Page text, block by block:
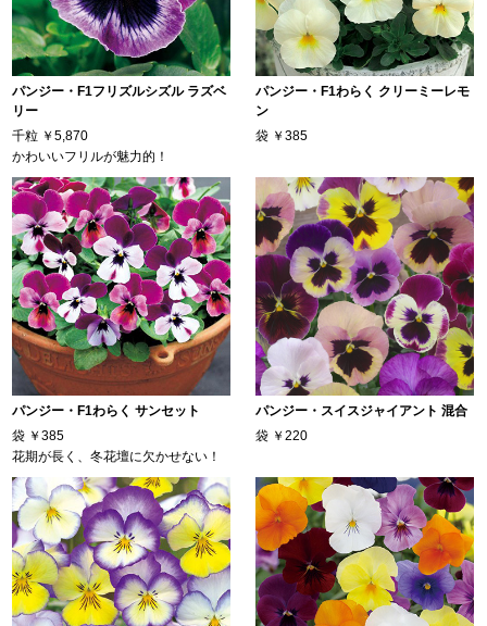
パンジー・F1フリズルシズル ラズベ
リー
千粒 ￥5,870
かわいいフリルが魅力的！
パンジー・F1わらく クリーミーレモ
ン
袋 ￥385
パンジー・F1わらく サンセット
袋 ￥385
花期が長く、冬花壇に欠かせない！
パンジー・スイスジャイアント 混合
袋 ￥220